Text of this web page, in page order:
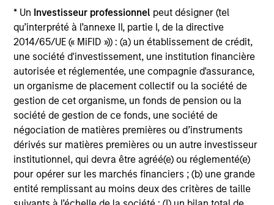
* Un Investisseur professionnel peut désigner (tel
qu’interprété à l’annexe II, partie I, de la directive
2014/65/UE (« MiFID »)) : (a) un établissement de crédit,
une société d'investissement, une institution financière
autorisée et réglementée, une compagnie d'assurance,
un organisme de placement collectif ou la société de
gestion de cet organisme, un fonds de pension ou la
société de gestion de ce fonds, une société de
négociation de matières premières ou d’instruments
dérivés sur matières premières ou un autre investisseur
institutionnel, qui devra être agréé(e) ou réglementé(e)
pour opérer sur les marchés financiers ; (b) une grande
entité remplissant au moins deux des critères de taille
patent portfolio; a network or community effect, etc.);
brand-name recognition; the ability to redeploy capital at
high rates of return; and strong free-cash-flow yield three
to five years in the future. These characteristics, in the
team's view, provide the potential for consistent long-term
growth and competitive returns.
The team believes that the development of insights is
valuable to the investment process, and guiding
principles combined with intellectual and process
flexibility are critical to strong decision-making in pursuit
of attractive investments.